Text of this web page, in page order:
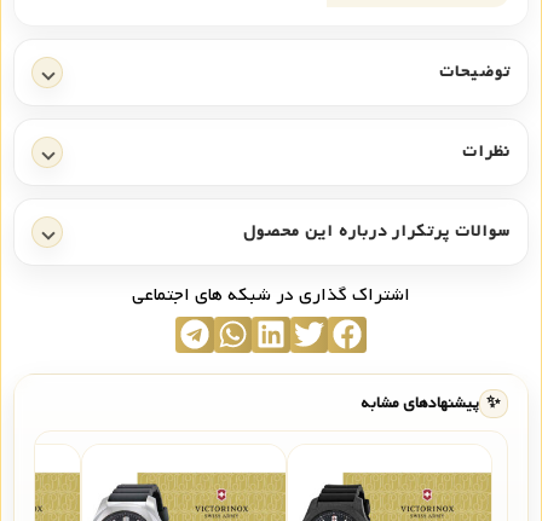
توضیحات
نظرات
سوالات پرتکرار درباره این محصول
اشتراک گذاری در شبکه های اجتماعی
✨ پیشنهادهای مشابه